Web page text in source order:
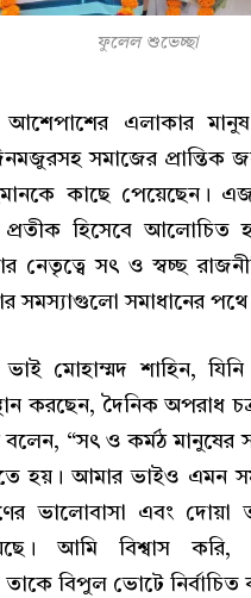
ফুলেল শুভেচ্ছা
আশেপাশের এলাকার
সমাজের প্রান্তিক
কাছে পেয়েছেন।
প্রতীক হিসেবে আলোচিত
নেতৃত্বে সৎ ও স্বচ্ছ
সমস্যাগুলো সমাধানের পথে
ভাই মোহাম্মদ শাহিন,
করছেন, দৈনিক অপরাধ
বলেন, “সৎ ও কর্মঠ মানুষের
হয়। আমার ভাইও এমন
ভালোবাসা এবং দোয়া
আমি বিশ্বাস করি,
তাকে বিপুল ভোটে নির্বাচিত